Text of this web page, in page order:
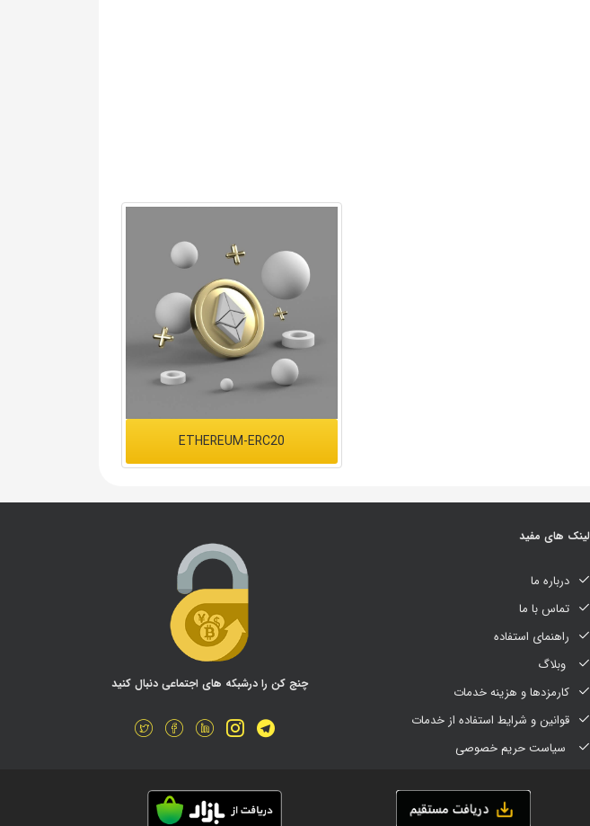
ETHEREUM-ERC20
چنج کن را درشبکه های اجتماعی دنبال کنید
لینک های مفید
درباره ما
تماس با ما
راهنمای استفاده
کارمزدها و هزینه خدمات
قوانین و شرایط استفاده از خدمات